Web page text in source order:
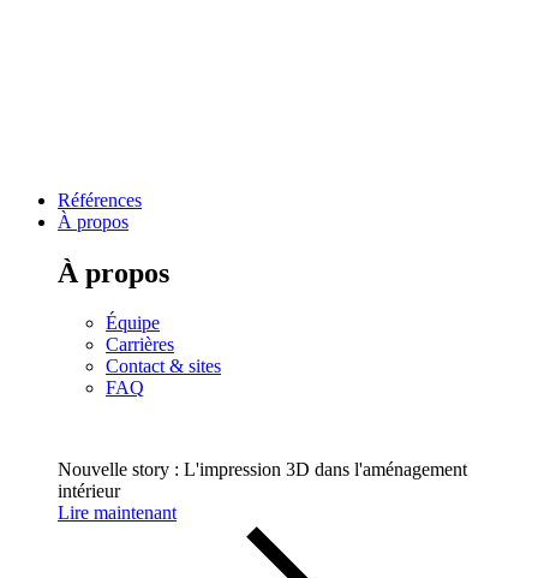
Références
À propos
À propos
Équipe
Carrières
Contact & sites
FAQ
Nouvelle story : L'impression 3D dans l'aménagement
intérieur
Lire maintenant